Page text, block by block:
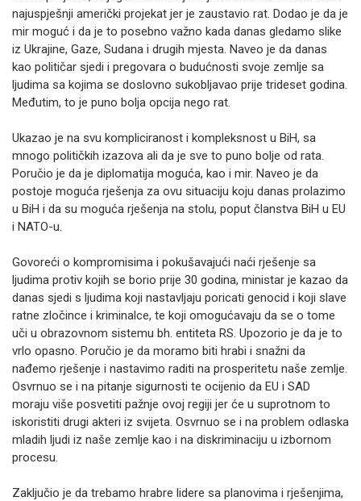
najuspješnji američki projekat jer je zaustavio rat. Dodao je da je
mir moguć i da je to posebno važno kada danas gledamo slike
iz Ukrajine, Gaze, Sudana i drugih mjesta. Naveo je da danas
kao političar sjedi i pregovara o budućnosti svoje zemlje sa
ljudima sa kojima se doslovno sukobljavao prije trideset godina.
Međutim, to je puno bolja opcija nego rat.
Ukazao je na svu kompliciranost i kompleksnost u BiH, sa
mnogo političkih izazova ali da je sve to puno bolje od rata.
Poručio je da je diplomatija moguća, kao i mir. Naveo je da
postoje moguća rješenja za ovu situaciju koju danas prolazimo
u BiH i da su moguća rješenja na stolu, poput članstva BiH u EU
i NATO-u.
Govoreći o kompromisima i pokušavajući naći rješenje sa
ljudima protiv kojih se borio prije 30 godina, ministar je kazao da
danas sjedi s ljudima koji nastavljaju poricati genocid i koji slave
ratne zločince i kriminalce, te koji omogućavaju da se o tome
uči u obrazovnom sistemu bh. entiteta RS. Upozorio je da je to
vrlo opasno. Poručio je da moramo biti hrabi i snažni da
nađemo rješenje i nastavimo raditi na prosperitetu naše zemlje.
Osvrnuo se i na pitanje sigurnosti te ocijenio da EU i SAD
moraju više posvetiti pažnje ovoj regiji jer će u suprotnom to
iskoristiti drugi akteri iz svijeta. Osvrnuo se i na problem odlaska
mladih ljudi iz naše zemlje kao i na diskriminaciju u izbornom
procesu.
Zaključio je da trebamo hrabre lidere sa planovima i rješenjima,